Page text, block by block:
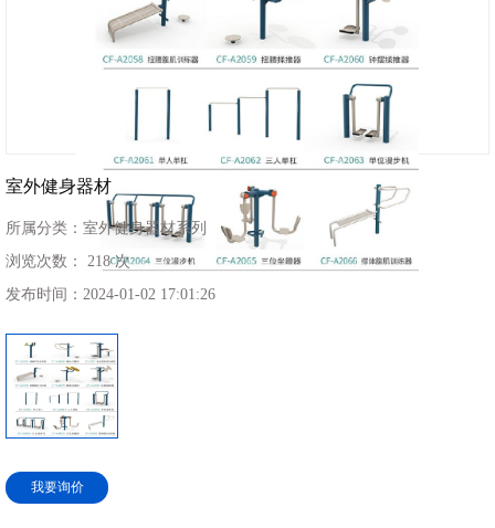
室外健身器材
所属分类： 室外健身器材系列
浏览次数：
218 次
发布时间： 2024-01-02 17:01:26
我要询价